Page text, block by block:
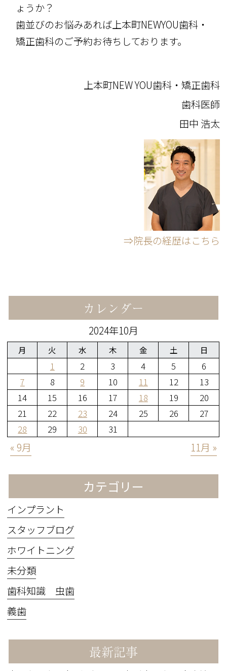
ょうか？
歯並びのお悩みあれば上本町NEWYOU歯科・
矯正歯科のご予約お待ちしております。
上本町NEW YOU歯科・矯正歯科
歯科医師
田中 浩太
⇒院長の経歴はこちら
カレンダー
2024年10月
月 火 水 木 金 土 日
1 2 3 4 5
6
7
8 9 10 11 12
13
14
15 16 17 18 19
20
21
22 23 24 25 26
27
28
29 30 31
« 9月 11月 »
カテゴリー
インプラント
スタッフブログ
ホワイトニング
未分類
歯科知識 虫歯
義歯
最新記事